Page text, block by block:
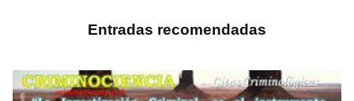
Entradas recomendadas